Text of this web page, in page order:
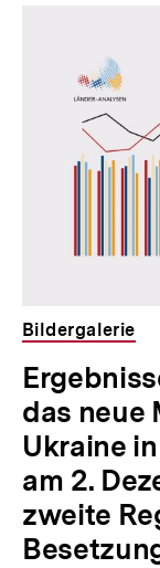
Bildergalerie
das neue
Ukraine
am 2.
zweite